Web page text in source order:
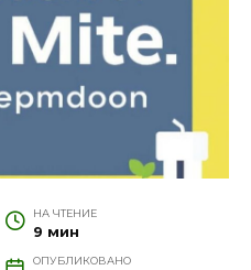
НА ЧТЕНИЕ
9 мин
ОПУБЛИКОВАНО